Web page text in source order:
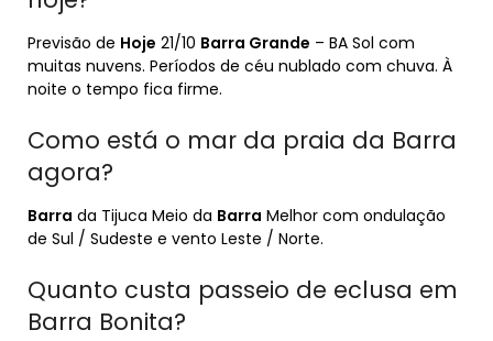
Previsão de Hoje 21/10 Barra Grande – BA Sol com
muitas nuvens. Períodos de céu nublado com chuva. À
noite o tempo fica firme.
Como está o mar da praia da Barra
agora?
Barra da Tijuca Meio da Barra Melhor com ondulação
de Sul / Sudeste e vento Leste / Norte.
Quanto custa passeio de eclusa em
Barra Bonita?